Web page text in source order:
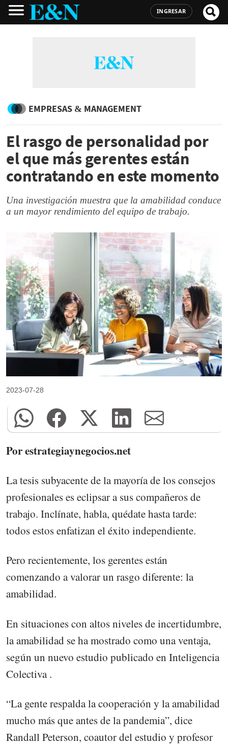
INGRESAR
EMPRESAS & MANAGEMENT
El rasgo de personalidad por
el que más gerentes están
contratando en este momento
Una investigación muestra que la amabilidad conduce
a un mayor rendimiento del equipo de trabajo.
2023-07-28
Por estrategiaynegocios.net
La tesis subyacente de la mayoría de los consejos
profesionales es eclipsar a sus compañeros de
trabajo. Inclínate, habla, quédate hasta tarde:
todos estos enfatizan el éxito independiente.
Pero recientemente, los gerentes están
comenzando a valorar un rasgo diferente: la
amabilidad.
En situaciones con altos niveles de incertidumbre,
la amabilidad se ha mostrado como una ventaja,
según un nuevo estudio publicado en Inteligencia
Colectiva .
“La gente respalda la cooperación y la amabilidad
mucho más que antes de la pandemia”, dice
Randall Peterson, coautor del estudio y profesor